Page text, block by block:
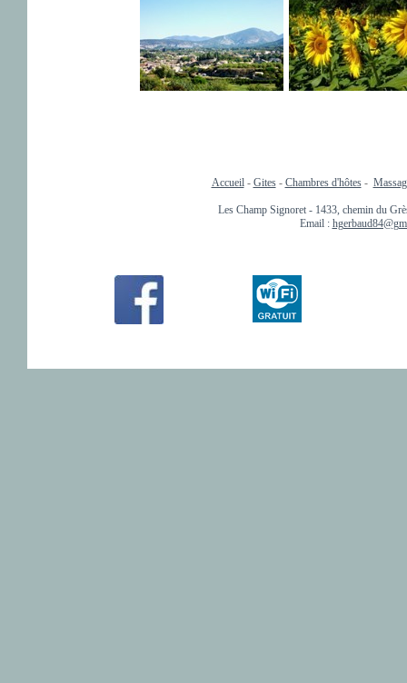
Accueil- Gites- Chambres d'hôtes-
Les Champ Signoret - 1433, chemin du
Email :